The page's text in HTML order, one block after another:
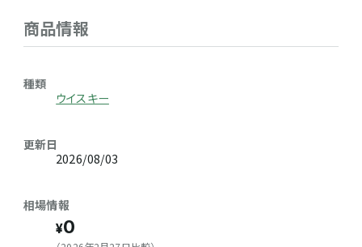
商品情報
種類
ウイスキー
更新日
2026/08/03
相場情報
0